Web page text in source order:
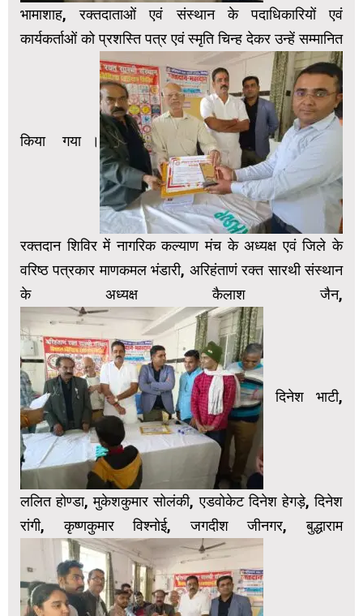
भामाशाह, रक्तदाताओं एवं संस्थान के पदाधिकारियों एवं
कार्यकर्ताओं को प्रशस्ति पत्र एवं स्मृति चिन्ह देकर उन्हें सम्मानित
किया गया ।
रक्तदान शिविर में नागरिक कल्याण मंच के अध्यक्ष एवं जिले के
वरिष्ठ पत्रकार माणकमल भंडारी, अरिहंताणं रक्त सारथी संस्थान
के अध्यक्ष कैलाश जैन,
दिनेश भाटी,
ललित होण्डा, मुकेशकुमार सोलंकी, एडवोकेट दिनेश हेगड़े, दिनेश
रांगी, कृष्णकुमार विश्नोई, जगदीश जीनगर, बुद्धाराम